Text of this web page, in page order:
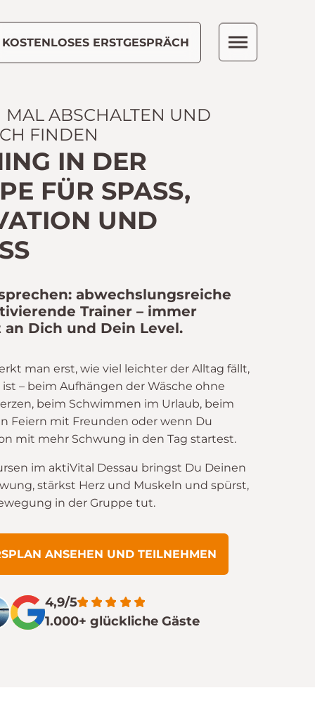
KOSTENLOSES ERSTGESPRÄCH
IN DER
FÜR SPASS, M
UND F
MAL ABSCHALTEN UND
FINDEN
abwechslungsreiche
Trainer – immer
an Dich und Dein Level.
man erst, wie viel leichter der Alltag fällt,
– beim Aufhängen der Wäsche ohne
beim Schwimmen im Urlaub, beim
Feiern mit Freunden oder wenn Du
mit mehr Schwung in den Tag startest.
im aktiVital Dessau bringst Du Deinen
stärkst Herz und Muskeln und spürst,
in der Gruppe tut.
ANSEHEN UND TEILNEHMEN
4,9/5
1.000+ glückliche Gäste